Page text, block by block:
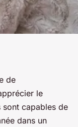
la
de
le
sont capables de
dans un